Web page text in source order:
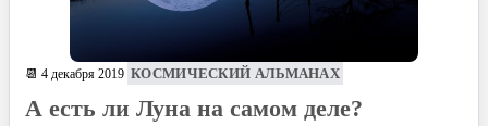
📆 4 декабря 2019 КОСМИЧЕСКИЙ АЛЬМАНАХ
А есть ли Луна на самом деле?